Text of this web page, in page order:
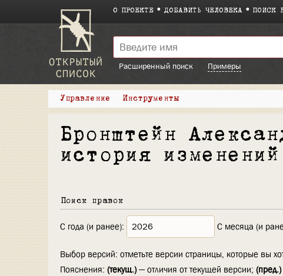
О ПРОЕКТЕ ДОБАВИТЬ ЧЕЛОВЕКА ПОИСК
Расширенный поиск
Примеры
Управление Инструменты
Бронштейн
история изменений
Поиск правок
С года (и ранее): С месяца (и
Выбор версий: отметьте версии страницы, которые вы
Пояснения: (текущ.)— отличия от текущей версии; (пред.)